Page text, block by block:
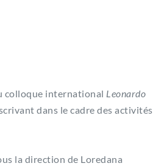
colloque international Leonardo
dans le cadre des activités
la direction de Loredana